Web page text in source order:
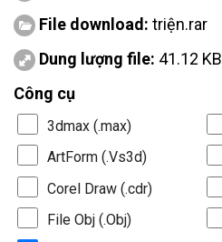
File download: triện.rar
Dung lượng file: 41.12 KB
Công cụ
3dmax (.max)
ArtForm (.Vs3d)
Corel Draw (.cdr)
File Obj (.Obj)